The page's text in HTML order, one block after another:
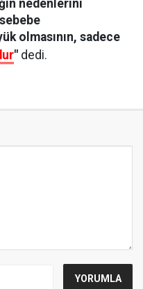
nedenlerini
olmasının, sadece
" dedi.